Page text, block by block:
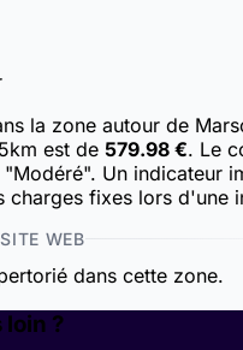
la zone autour de
est de 579.98 €. Le
Un indicateur
charges fixes lors d'une
WEB
dans cette zone.
loin ?